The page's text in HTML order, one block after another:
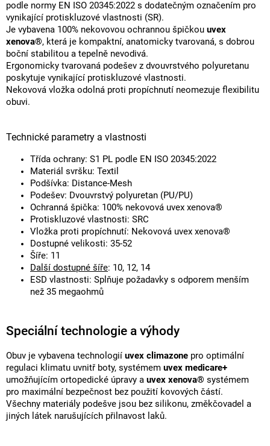
podle normy EN ISO 20345:2022 s dodatečným označením pro
vynikající protiskluzové vlastnosti (SR).
Je vybavena 100% nekovovou ochrannou špičkou uvex
xenova®, která je kompaktní, anatomicky tvarovaná, s dobrou
boční stabilitou a tepelně nevodivá.
Ergonomicky tvarovaná podešev z dvouvrstvého polyuretanu
poskytuje vynikající protiskluzové vlastnosti.
Nekovová vložka odolná proti propíchnutí neomezuje flexibilitu
obuvi.
Technické parametry a vlastnosti
Třída ochrany: S1 PL podle EN ISO 20345:2022
Materiál svršku: Textil
Podšívka: Distance-Mesh
Podešev: Dvouvrstvý polyuretan (PU/PU)
Ochranná špička: 100% nekovová uvex xenova®
Protiskluzové vlastnosti: SRC
Vložka proti propíchnutí: Nekovová uvex xenova®
Dostupné velikosti: 35-52
Šíře: 11
Další dostupné šíře: 10, 12, 14
ESD vlastnosti: Splňuje požadavky s odporem menším
než 35 megaohmů
Speciální technologie a výhody
Obuv je vybavena technologií uvex climazone pro optimální
regulaci klimatu uvnitř boty, systémem uvex medicare+
umožňujícím ortopedické úpravy a uvex xenova® systémem
pro maximální bezpečnost bez použití kovových částí.
Všechny materiály podešve jsou bez silikonu, změkčovadel a
jiných látek narušujících přilnavost laků.